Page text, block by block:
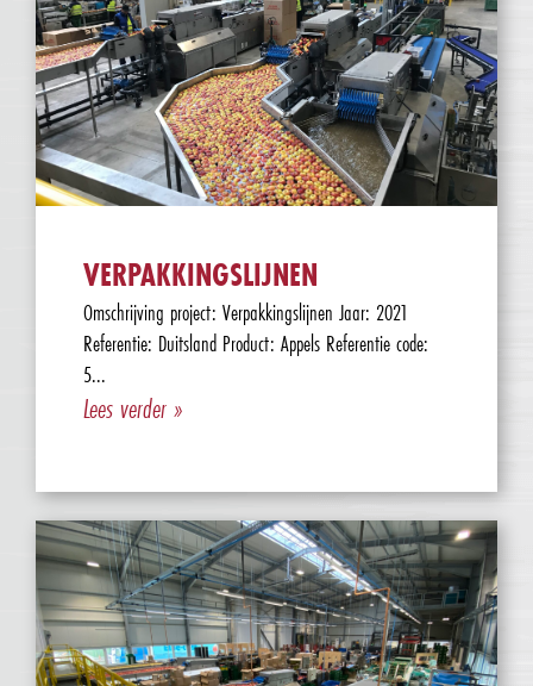
VERPAKKINGSLIJNEN
Omschrijving project: Verpakkingslijnen Jaar: 2021
Referentie: Duitsland Product: Appels Referentie code:
5...
Lees verder »